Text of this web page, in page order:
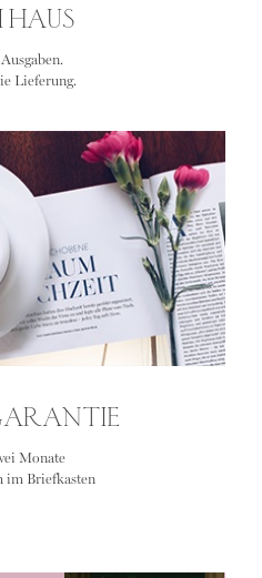
HAUS
Ausgaben.
Lieferung.
Monate
im Briefkasten